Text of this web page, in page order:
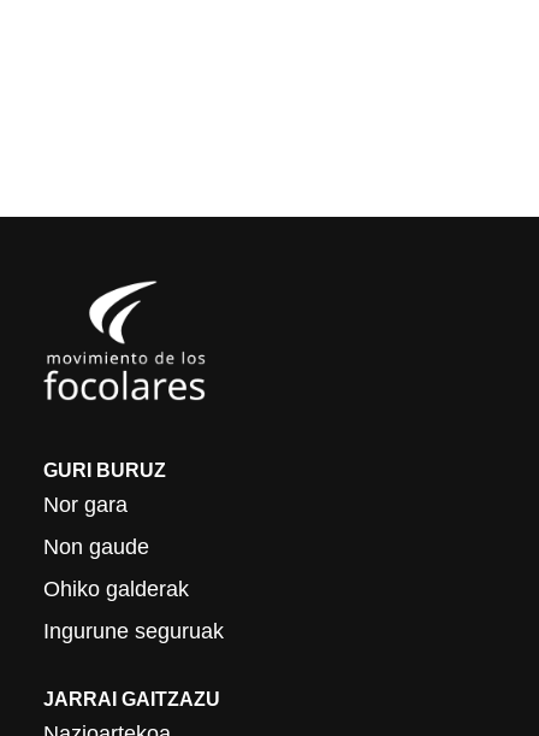
GURI BURUZ
Nor gara
Non gaude
Ohiko galderak
Ingurune seguruak
JARRAI GAITZAZU